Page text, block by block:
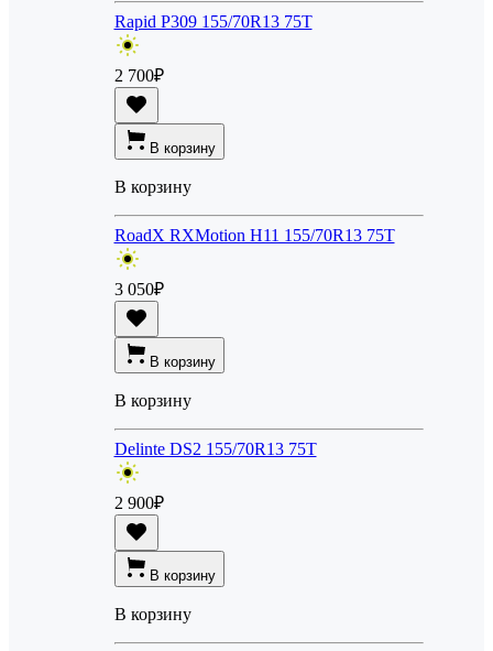
Rapid P309 155/70R13 75T
2 700₽
В корзину
В корзину
RoadX RXMotion H11 155/70R13 75T
3 050₽
В корзину
В корзину
Delinte DS2 155/70R13 75T
2 900₽
В корзину
В корзину